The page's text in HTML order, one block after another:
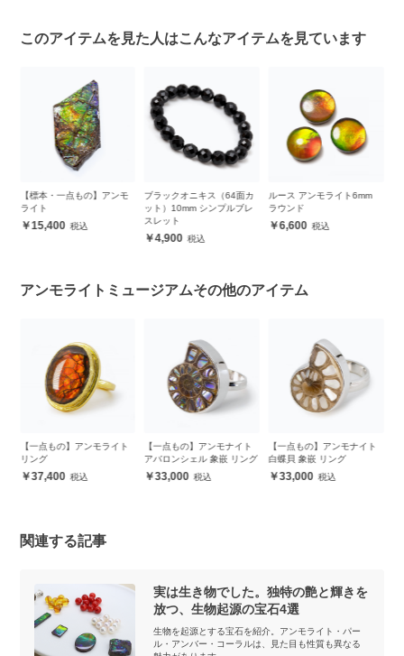
このアイテムを見た人はこんなアイテムを見ています
ブラックオニキス（64面カ
ット）10mm シンプルブレ
スレット
ルース アンモライト6mm
ラウンド
6,600
【一点もの】ルース アンモ
ライト フリーフォーム
19,800
アンモライトミュージアムその他のアイテム
【一点もの】アンモナイト
アバロンシェル 象嵌 リング
33,000
【一点もの】アンモナイト
白蝶貝 象嵌 リング
33,000
【一点もの】アンモライト
リング
39,600
関連する記事
実は生き物でした。独特の艶と輝きを
放つ、生物起源の宝石4選
生物を起源とする宝石を紹介。アンモライト・パー
ル・アンバー・コーラルは、見た目も性質も異なる